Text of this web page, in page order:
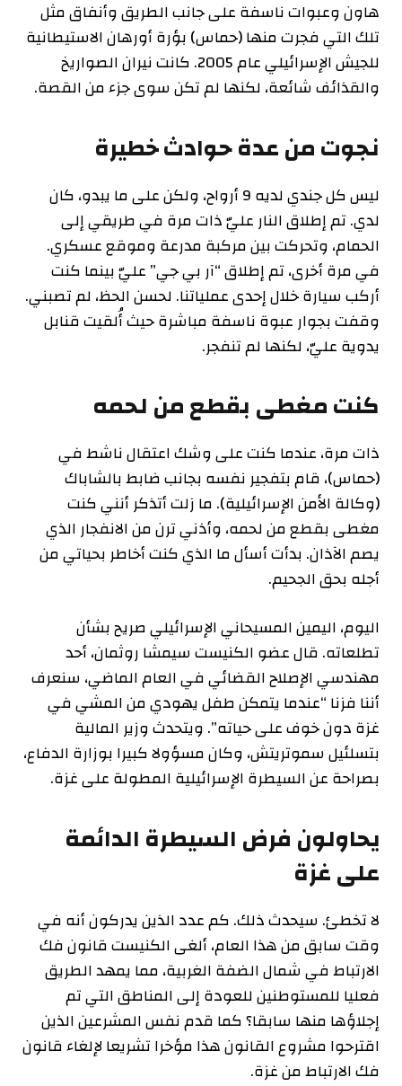
هاون وعبوات ناسفة على جانب الطريق وأنفاق مثل
تلك التي فجرت منها (حماس) بؤرة أورهان الاستيطانية
للجيش الإسرائيلي عام 2005. كانت نيران الصواريخ
والقذائف شائعة، لكنها لم تكن سوى جزء من القصة.
نجوت من عدة حوادث خطيرة
ليس كل جندي لديه 9 أرواح، ولكن على ما يبدو، كان
لدي. تم إطلاق النار عليّ ذات مرة في طريقي إلى
الحمام، وتحركت بين مركبة مدرعة وموقع عسكري.
في مرة أخرى، تم إطلاق “آر بي جي” عليّ بينما كنت
أركب سيارة خلال إحدى عملياتنا. لحسن الحظ، لم تصبني.
وقفت بجوار عبوة ناسفة مباشرة حيث أُلقيت قنابل
يدوية عليّ، لكنها لم تنفجر.
كنت مغطى بقطع من لحمه
ذات مرة، عندما كنت على وشك اعتقال ناشط في
(حماس)، قام بتفجير نفسه بجانب ضابط بالشاباك
(وكالة الأمن الإسرائيلية). ما زلت أتذكر أنني كنت
مغطى بقطع من لحمه، وأذني ترن من الانفجار الذي
يصم الآذان. بدأت أسأل ما الذي كنت أخاطر بحياتي من
أجله بحق الجحيم.
اليوم، اليمين المسيحاني الإسرائيلي صريح بشأن
تطلعاته. قال عضو الكنيست سيمشا روثمان، أحد
مهندسي الإصلاح القضائي في العام الماضي، سنعرف
أننا فزنا “عندما يتمكن طفل يهودي من المشي في
غزة دون خوف على حياته”. ويتحدث وزير المالية
بتسلئيل سموتريتش، وكان مسؤولا كبيرا بوزارة الدفاع،
بصراحة عن السيطرة الإسرائيلية المطولة على غزة.
يحاولون فرض السيطرة الدائمة
على غزة
لا تخطئ. سيحدث ذلك. كم عدد الذين يدركون أنه في
وقت سابق من هذا العام، ألغى الكنيست قانون فك
الارتباط في شمال الضفة الغربية، مما يمهد الطريق
فعليا للمستوطنين للعودة إلى المناطق التي تم
إجلاؤها منها سابقا؟ كما قدم نفس المشرعين الذين
اقترحوا مشروع القانون هذا مؤخرا تشريعا لإلغاء قانون
فك الارتباط من غزة.